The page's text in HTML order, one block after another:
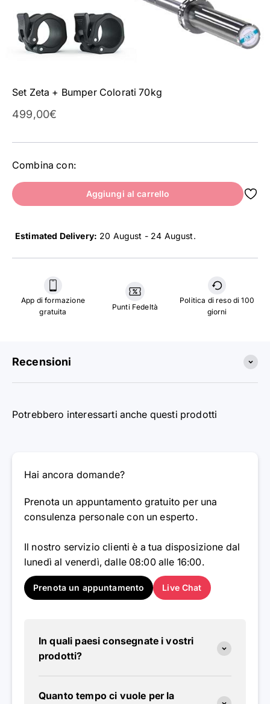
Set Zeta + Bumper Colorati 70kg
Prezzo scontato
499,00€
Combina con:
Aggiungi al carrello
Estimated Delivery: 20 August - 24 August.
App di formazione
gratuita
Punti Fedeltà
Politica di reso di 100
giorni
Recensioni
Potrebbero interessarti anche questi prodotti
Hai ancora domande?
Prenota un appuntamento gratuito per una
consulenza personale con un esperto.
Il nostro servizio clienti è a tua disposizione dal
lunedì al venerdì, dalle 08:00 alle 16:00.
Prenota un appuntamento Live Chat
In quali paesi consegnate i vostri
prodotti?
Quanto tempo ci vuole per la